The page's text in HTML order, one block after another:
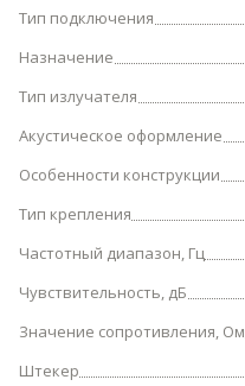
Тип подключения
Назначение
Тип излучателя
Акустическое оформление
Особенности конструкции
Тип крепления
Частотный диапазон, Гц
Чувствительность, дБ
Значение сопротивления, Ом
Штекер